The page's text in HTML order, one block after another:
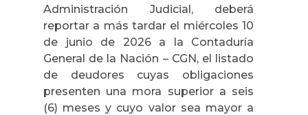
Administración Judicial, deberá
reportar a más tardar el miércoles 10
de junio de 2026 a la Contaduría
General de la Nación – CGN, el listado
de deudores cuyas obligaciones
presenten una mora superior a seis
(6) meses y cuyo valor sea mayor a